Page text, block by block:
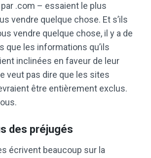
.com – essaient le plus
vendre quelque chose. Et s’ils
vendre quelque chose, il y a de
que les informations qu’ils
inclinées en faveur de leur
veut pas dire que les sites
être entièrement exclus.
des préjugés
écrivent beaucoup sur la